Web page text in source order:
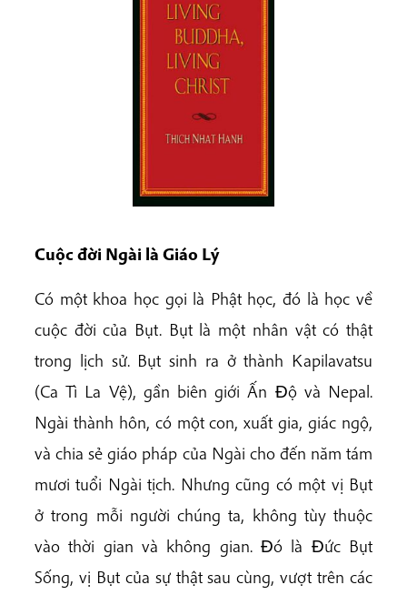
Cuộc đời Ngài là Giáo Lý
Có một khoa học gọi là Phật học, đó là học về
cuộc đời của Bụt. Bụt là một nhân vật có thật
trong lịch sử. Bụt sinh ra ở thành Kapilavatsu
(Ca Tì La Vệ), gần biên giới Ấn Ðộ và Nepal.
Ngài thành hôn, có một con, xuất gia, giác ngộ,
và chia sẻ giáo pháp của Ngài cho đến năm tám
mươi tuổi Ngài tịch. Nhưng cũng có một vị Bụt
ở trong mỗi người chúng ta, không tùy thuộc
vào thời gian và không gian. Ðó là Ðức Bụt
Sống, vị Bụt của sự thật sau cùng, vượt trên các